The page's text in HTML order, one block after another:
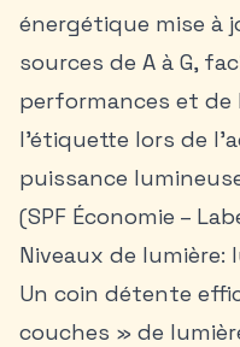
énergétique mise à
sources de A à G,
performances et de
l’étiquette lors de
puissance
(SPF Économie –
Niveaux de
Un coin détente
couches » de